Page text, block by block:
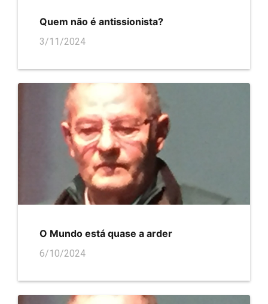
Quem não é antissionista?
3/11/2024
O Mundo está quase a arder
6/10/2024